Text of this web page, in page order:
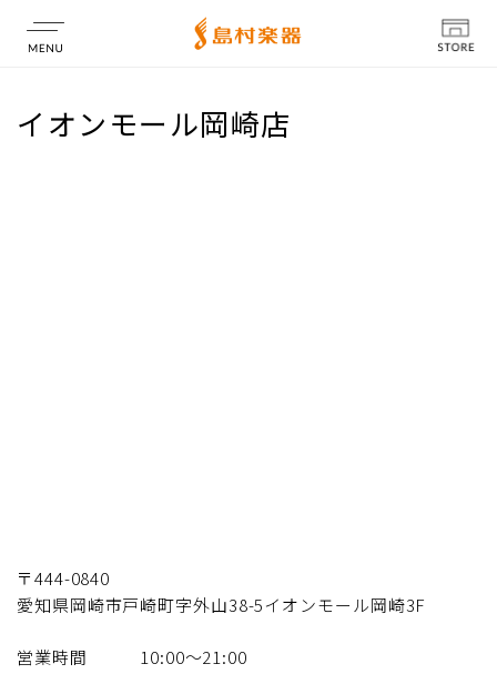
店舗情報
イオンモール岡崎店
〒444-0840
愛知県岡崎市戸崎町字外山38-5イオンモール岡崎3F
営業時間 10:00〜21:00